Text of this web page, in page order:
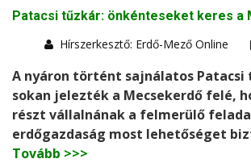
Patacsi tűzkár: önkénteseket keres a
Hírszerkesztő: Erdő-Mező Online
A nyáron történt sajnálatos Patacsi
sokan jelezték a Mecsekerdő felé,
részt vállalnának a felmerülő
erdőgazdaság most lehetőséget
Tovább >>>